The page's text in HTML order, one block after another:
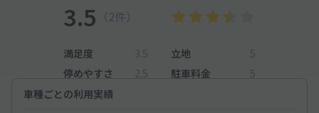
3.5 （2件）
満足度 3.5 立地
5
停めやすさ
2.5 駐車料金
5
車種ごとの利用実績